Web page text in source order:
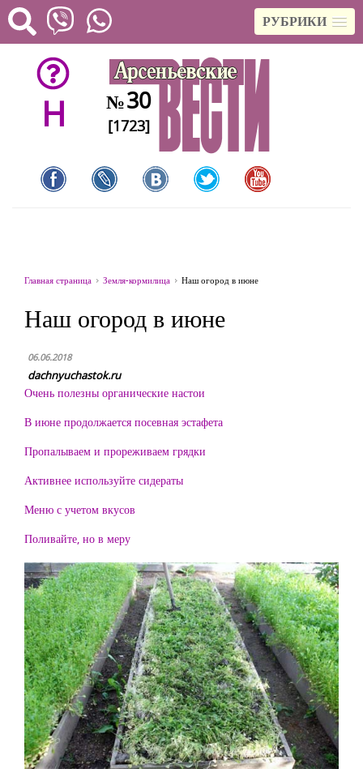
РУБРИКИ
H №30
[1723]
Главная страница Земля-кормилица Наш огород в июне
Наш огород в июне
06.06.2018
dachnyuchastok.ru
Очень полезны органические настои
В июне продолжается посевная эстафета
Пропалываем и прореживаем грядки
Активнее используйте сидераты
Меню с учетом вкусов
Поливайте, но в меру